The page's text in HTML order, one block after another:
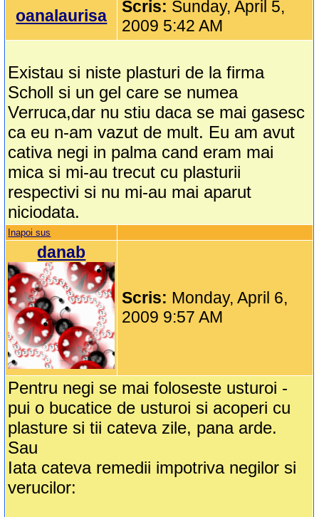
oanalaurisa Scris: Sunday, April 5,
2009 5:42 AM
Existau si niste plasturi de la firma
Scholl si un gel care se numea
Verruca,dar nu stiu daca se mai gasesc
ca eu n-am vazut de mult. Eu am avut
cativa negi in palma cand eram mai
mica si mi-au trecut cu plasturii
respectivi si nu mi-au mai aparut
niciodata.
Inapoi sus
danab
Scris: Monday, April 6,
2009 9:57 AM
Pentru negi se mai foloseste usturoi -
pui o bucatice de usturoi si acoperi cu
plasture si tii cateva zile, pana arde.
Sau
Iata cateva remedii impotriva negilor si
verucilor: